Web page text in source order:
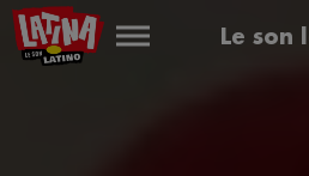
Le son